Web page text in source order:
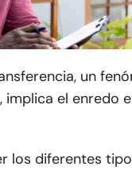
un
implica el enredo
los diferentes